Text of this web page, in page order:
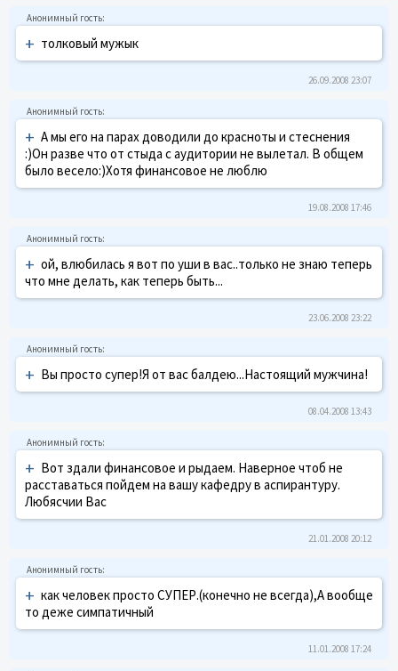
+ толковый мужык
26.09.2008 23:07
+ А мы его на парах доводили до красноты и стеснения
:)Он разве что от стыда с аудитории не вылетал. В общем
было весело:)Хотя финансовое не люблю
19.08.2008 17:46
+ ой, влюбилась я вот по уши в вас..только не знаю теперь
что мне делать, как теперь быть...
23.06.2008 23:22
+ Вы просто супер!Я от вас балдею...Настоящий мужчина!
08.04.2008 13:43
+ Вот здали финансовое и рыдаем. Наверное чтоб не
расставаться пойдем на вашу кафедру в аспирантуру.
Любясчии Вас
21.01.2008 20:12
+ как человек просто СУПЕР.(конечно не всегда),А вообще
то деже симпатичный
11.01.2008 17:24